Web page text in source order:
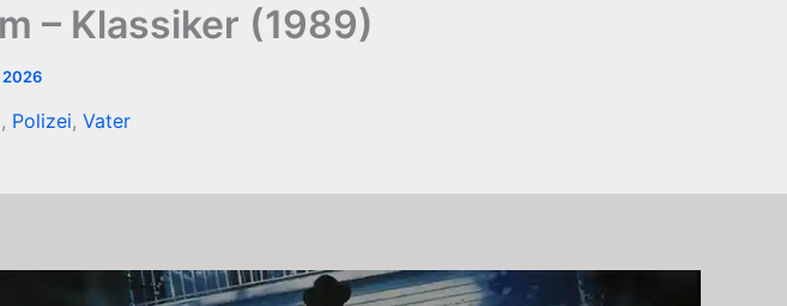
– Klassiker (1989)
2026
, Polizei, Vater